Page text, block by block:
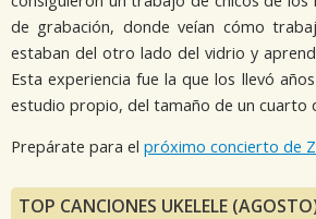
de grabación, donde veían cómo
estaban del otro lado del vidrio y
Esta experiencia fue la que los llevó
estudio propio, del tamaño de un cuarto
Prepárate para el próximo concierto de
TOP CANCIONES UKELELE